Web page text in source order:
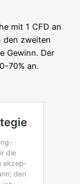
mit 1 CFD an
den zwei­ten
Gewinn. Der
70% an.